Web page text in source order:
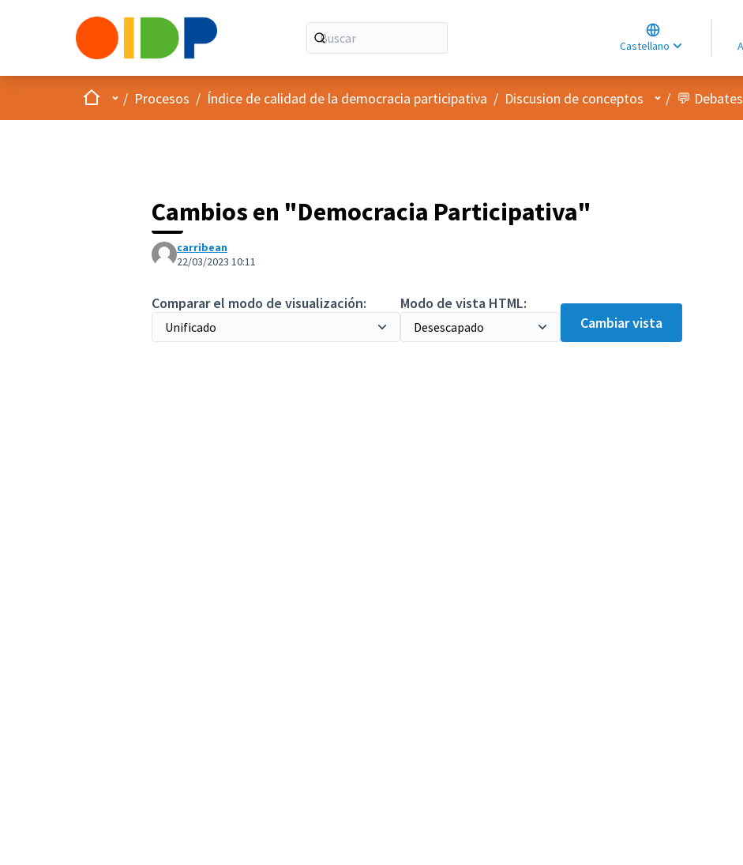
Castellano
Choose language
Choisir la langue
Elegir el idioma
InicioMenú principal
/ Procesos / Índice de calidad de la democracia participativa / Discusion de conceptos Menú de usuario
/ 💬 Debates
Cambios en "Democracia Participativa"
carribean
22/03/2023 10:11
Comparar el modo de visualización:
Modo de vista HTML:
Cambiar vista